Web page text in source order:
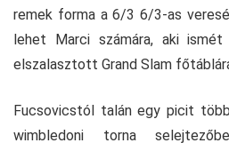
remek forma a 6/3 6/3-as
lehet Marci számára, aki
elszalasztott Grand Slam
Fucsovicstól talán egy picit
wimbledoni torna